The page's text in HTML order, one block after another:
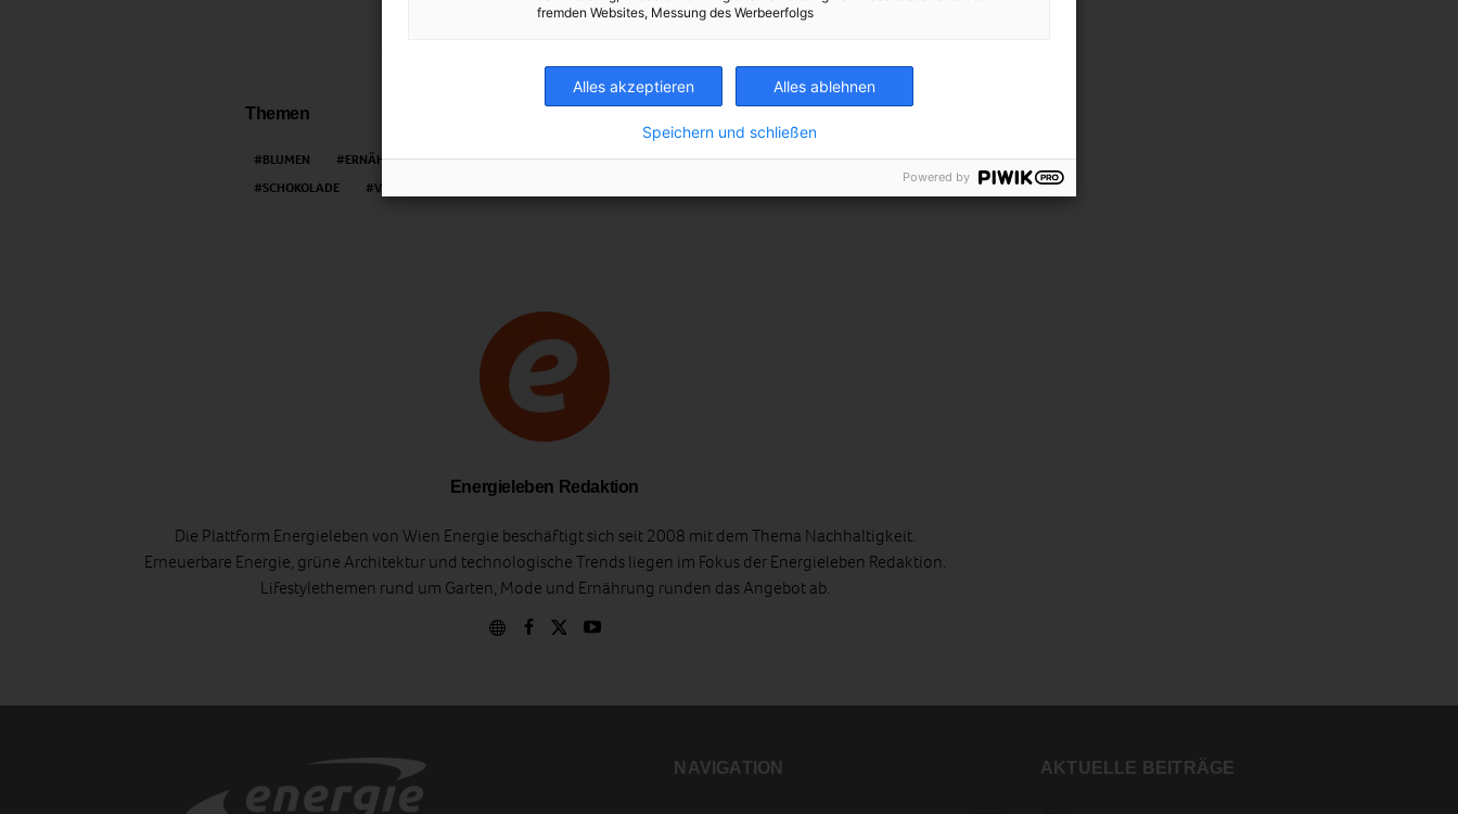
Themen
BLUMEN ERNÄHRUNG FAIR FLOWERS GEWINNSPIEL HANDEL KONSUM
PRALINEN
SCHOKOLADE
VALENTINSTAG
Energieleben Redaktion
Die Plattform Energieleben von Wien Energie beschäftigt sich seit 2008 mit dem Thema Nachhaltigkeit.
Erneuerbare Energie, grüne Architektur und technologische Trends liegen im Fokus der Energieleben Redaktion.
Lifestylethemen rund um Garten, Mode und Ernährung runden das Angebot ab.
NAVIGATION AKTUELLE BEITRÄGE
fremden Websites, Messung des Werbeerfolgs
Alles akzeptieren Alles ablehnen
Speichern und schließen
Powered by